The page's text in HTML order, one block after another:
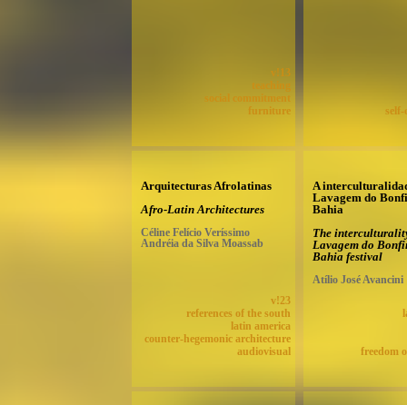
v!13
teaching
social commitment
furniture
Arquitecturas Afrolatinas
Afro-Latin Architectures
Céline Felício Veríssimo
Andréia da Silva Moassab
v!23
references of the south
latin america
counter-hegemonic architecture
audiovisual
A
Lavagem do
Bahia
The
Lavagem do
Bahia festival
Atílio José Avancini
freedom